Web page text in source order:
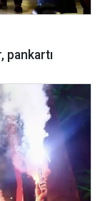
pankartı